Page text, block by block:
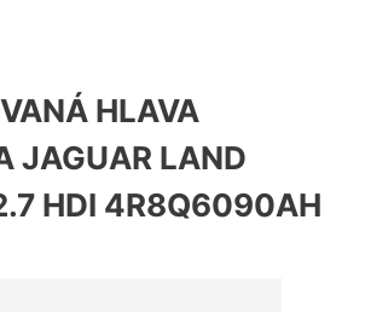
HLAVA
JAGUAR LAND
HDI 4R8Q6090AH